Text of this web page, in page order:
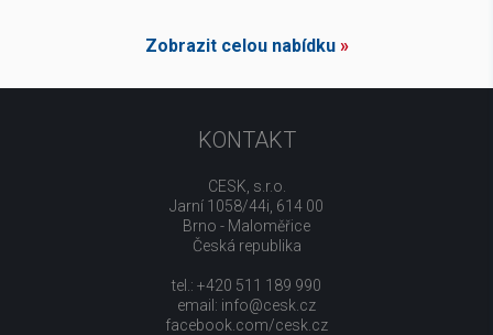
Zobrazit celou nabídku»
KONTAKT
CESK, s.r.o.
Jarní 1058/44i, 614 00
Brno - Maloměřice
Česká republika
tel.: +420 511 189 990
email: info@cesk.cz
facebook.com/cesk.cz